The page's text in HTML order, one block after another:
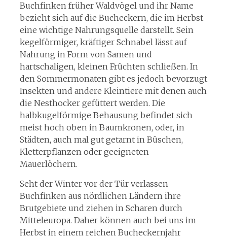
Buchfinken früher Waldvögel und ihr Name
bezieht sich auf die Bucheckern, die im Herbst
eine wichtige Nahrungsquelle darstellt. Sein
kegelförmiger, kräftiger Schnabel lässt auf
Nahrung in Form von Samen und
hartschaligen, kleinen Früchten schließen. In
den Sommermonaten gibt es jedoch bevorzugt
Insekten und andere Kleintiere mit denen auch
die Nesthocker gefüttert werden. Die
halbkugelförmige Behausung befindet sich
meist hoch oben in Baumkronen, oder, in
Städten, auch mal gut getarnt in Büschen,
Kletterpflanzen oder geeigneten
Mauerlöchern.
Seht der Winter vor der Tür verlassen
Buchfinken aus nördlichen Ländern ihre
Brutgebiete und ziehen in Scharen durch
Mitteleuropa. Daher können auch bei uns im
Herbst in einem reichen Bucheckernjahr